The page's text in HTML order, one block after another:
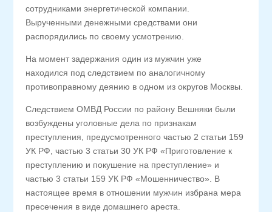
сотрудниками энергетической компании.
Вырученными денежными средствами они
распорядились по своему усмотрению.
На момент задержания один из мужчин уже
находился под следствием по аналогичному
противоправному деянию в одном из округов Москвы.
Следствием ОМВД России по району Вешняки были
возбуждены уголовные дела по признакам
преступления, предусмотренного частью 2 статьи 159
УК РФ, частью 3 статьи 30 УК РФ «Приготовление к
преступлению и покушение на преступление» и
частью 3 статьи 159 УК РФ «Мошенничество». В
настоящее время в отношении мужчин избрана мера
пресечения в виде домашнего ареста.